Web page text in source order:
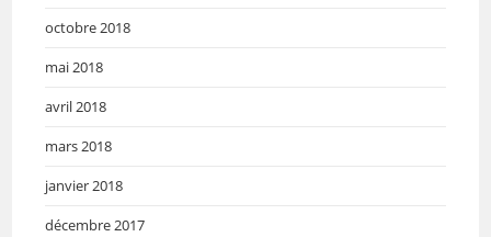
octobre 2018
mai 2018
avril 2018
mars 2018
janvier 2018
décembre 2017